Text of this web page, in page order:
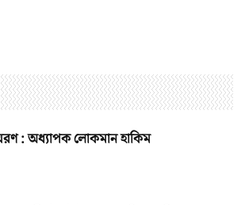
: অধ্যাপক লোকমান হাকিম